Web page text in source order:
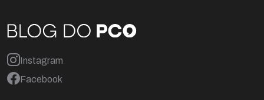
Instagram
Facebook